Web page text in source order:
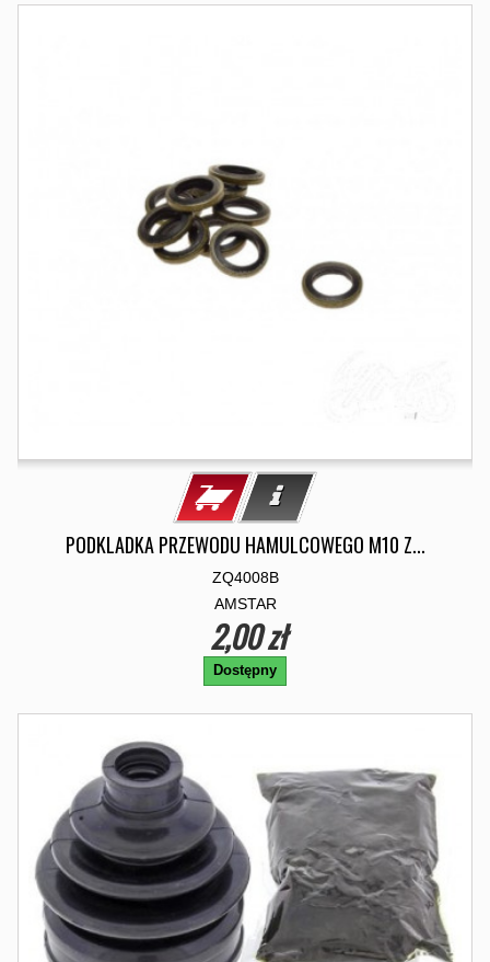
PODKLADKA PRZEWODU HAMULCOWEGO M10 Z...
ZQ4008B
AMSTAR
2,00 zł
Dostępny